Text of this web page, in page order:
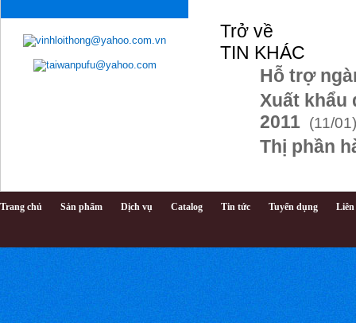
Triển lãm quốc
về máy móc,
TNHH-TM
VĨNH LỢI
Thái Bình
P.12 Q. Tân
Showroom: 133 Xuân Hồng
Bình TP.HCM
Trở về
TIN KHÁC
Hỗ trợ
Xuất khẩu
2011 (11/01)
Thị phần
Trang chủ Sản phẩm Dịch vụ Catalog Tin tức Tuyển dụng Liên